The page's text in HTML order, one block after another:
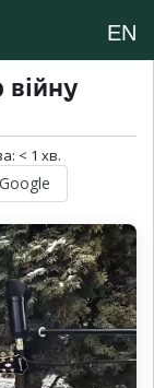
EN
війну
< 1 хв.